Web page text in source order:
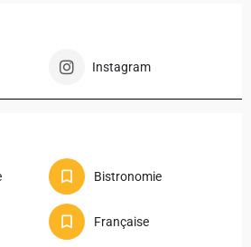
Instagram
Bistronomie
Française